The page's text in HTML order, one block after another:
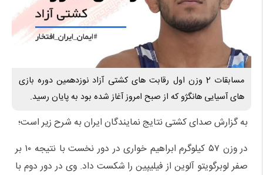
مسابقات 2 وزن اول رقابت های کشتی آزاد نوزدهمین دوره بازی
های آسیایی هانگژو که از صبح امروز آغاز شده بود به پایان رسید.
به گزارش صدای کشتی نتایج نمایندگان ایران به شرح زیر است؛
در وزن ۵۷ کیلوگرم ابراهیم خواری در دور نخست با نتیجه ۱۰ بر
صفر لوبرگویتو آلوین از فیلیپین را شکست داد. وی در دور دوم با